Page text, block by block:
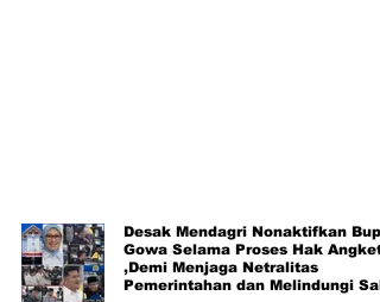
Desak Mendagri Nonaktifkan
Gowa Selama Proses Hak Angket
,Demi Menjaga Netralitas
Pemerintahan dan Melindungi